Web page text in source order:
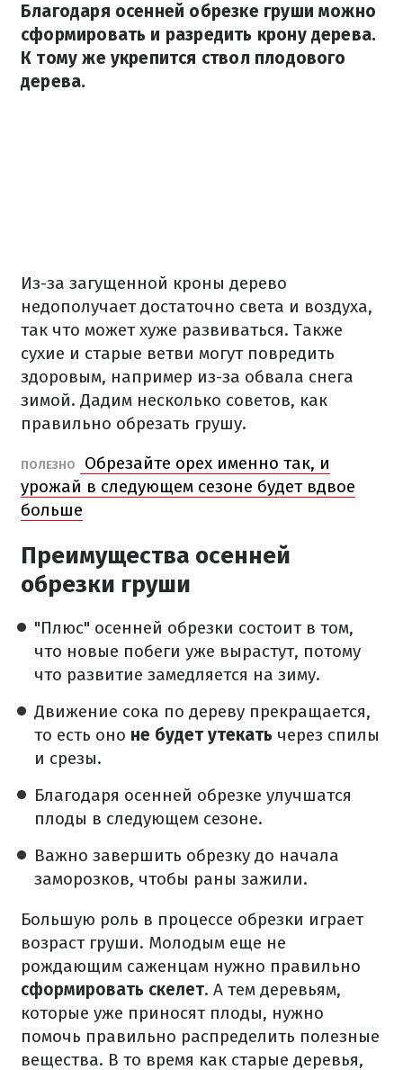
Благодаря осенней обрезке груши можно
сформировать и разредить крону дерева.
К тому же укрепится ствол плодового
дерева.
Из-за загущенной кроны дерево
недополучает достаточно света и воздуха,
так что может хуже развиваться. Также
сухие и старые ветви могут повредить
здоровым, например из-за обвала снега
зимой. Дадим несколько советов, как
правильно обрезать грушу.
ПОЛЕЗНО
Обрезайте орех именно так, и
урожай в следующем сезоне будет вдвое
больше
Преимущества осенней
обрезки груши
"Плюс" осенней обрезки состоит в том,
что новые побеги уже вырастут, потому
что развитие замедляется на зиму.
Движение сока по дереву прекращается,
то есть оно не будет утекать через спилы
и срезы.
Благодаря осенней обрезке улучшатся
плоды в следующем сезоне.
Важно завершить обрезку до начала
заморозков, чтобы раны зажили.
Большую роль в процессе обрезки играет
возраст груши. Молодым еще не
рождающим саженцам нужно правильно
сформировать скелет. А тем деревьям,
которые уже приносят плоды, нужно
помочь правильно распределить полезные
вещества. В то время как старые деревья,